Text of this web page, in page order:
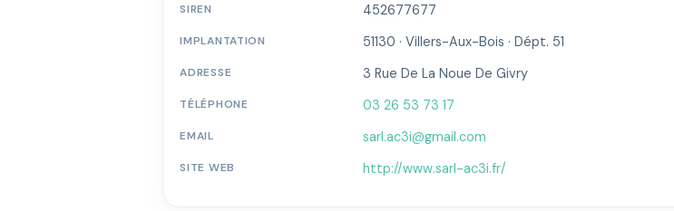
SIREN 452677677
IMPLANTATION 51130 · Villers-Aux-Bois · Dépt. 51
ADRESSE 3 Rue De La Noue De Givry
TÉLÉPHONE 03 26 53 73 17
EMAIL sarl.ac3i@gmail.com
SITE WEB http://www.sarl-ac3i.fr/